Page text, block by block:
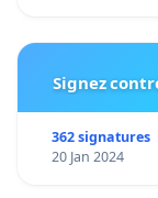
Signez
362 signatures
20 Jan 2024